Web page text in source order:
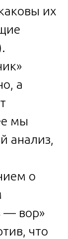
их
а
мы
анализ,
о
— вор»
что